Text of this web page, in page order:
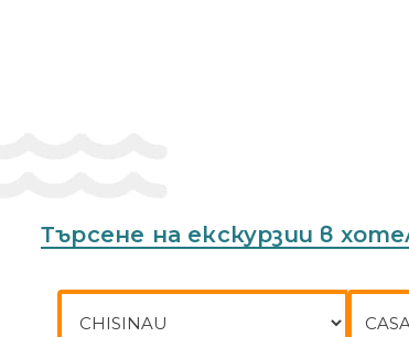
Government-issued photo identification and a
Special requests are subject to availability upon
with special check-in instructions and an access
Телефон:393707114270
Търсене на екскурзии в